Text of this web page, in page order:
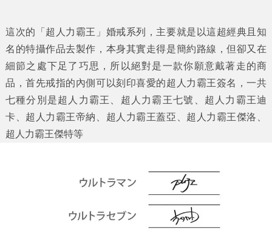
這次的「超人力霸王」婚戒系列，主要就是以這超經典且知
名的特攝作品去製作，本身其實走得是簡約路線，但卻又在
細節之處下足了巧思，所以絕對是一款你願意戴著走的商
品，首先戒指的內側可以刻印喜愛的超人力霸王簽名，一共
七種分別是超人力霸王、超人力霸王七號、超人力霸王迪
卡、超人力霸王帝納、超人力霸王蓋亞、超人力霸王傑洛、
超人力霸王傑特等